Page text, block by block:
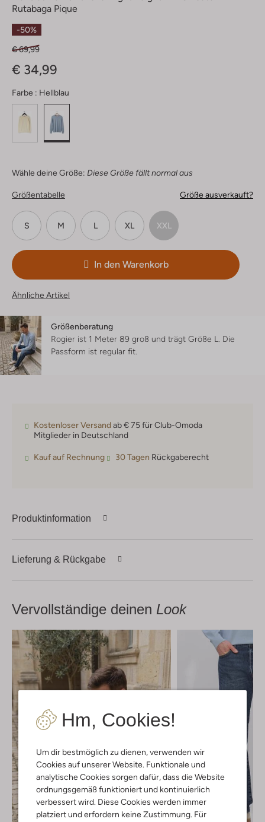
Hm, Cookies!
Um dir bestmöglich zu dienen, verwenden wir
Cookies auf unserer Website. Funktionale und
analytische Cookies sorgen dafür, dass die Website
ordnungsgemäß funktioniert und kontinuierlich
verbessert wird. Diese Cookies werden immer
platziert und erfordern keine Zustimmung. Für
Rutabaga Pique
-50%
€ 69,99
€ 34,99
Farbe : Hellblau
Wähle deine Größe: Diese Größe fällt normal aus
Größentabelle Größe ausverkauft?
S M L XL XXL
In den Warenkorb
Ähnliche Artikel
Größenberatung
Rogier ist 1 Meter 89 groß und trägt Größe L. Die
Passform ist regular fit
Kostenloser Versandab € 75 für Club-Omoda
Mitglieder in Deutschland
Kauf auf Rechnung 30 Tagen Rückgaberecht
Produktinformation
Lieferung & Rückgabe
Vervollständige deinen Look